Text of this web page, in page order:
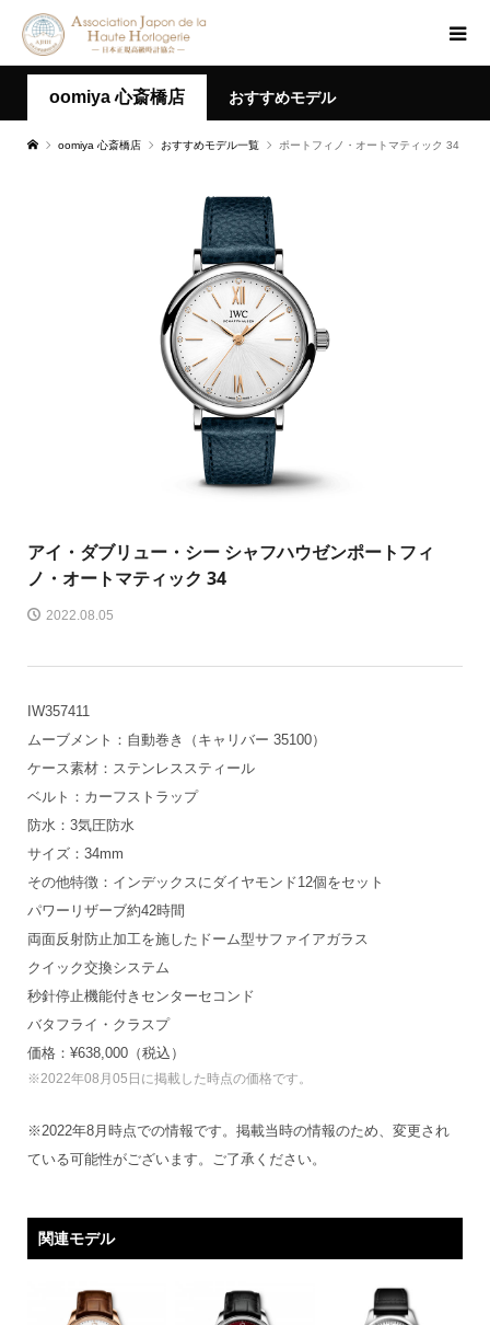
oomiya 心斎橋店 おすすめモデル
oomiya 心斎橋店 おすすめモデル一覧 ポートフィノ・オートマティック 34
アイ・ダブリュー・シー シャフハウゼンポートフィ
ノ・オートマティック 34
2022.08.05
IW357411
ムーブメント：自動巻き（キャリバー 35100）
ケース素材：ステンレススティール
ベルト：カーフストラップ
防水：3気圧防水
サイズ：34mm
その他特徴：インデックスにダイヤモンド12個をセット
パワーリザーブ約42時間
両面反射防止加工を施したドーム型サファイアガラス
クイック交換システム
秒針停止機能付きセンターセコンド
バタフライ・クラスプ
価格：¥638,000（税込）
※2022年08月05日に掲載した時点の価格です。
※2022年8月時点での情報です。掲載当時の情報のため、変更され
ている可能性がございます。ご了承ください。
関連モデル